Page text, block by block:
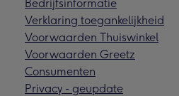
Bedrijfsinformatie
Verklaring toegankelijkheid
Voorwaarden Thuiswinkel
Voorwaarden Greetz
Consumenten
Privacy - geupdate